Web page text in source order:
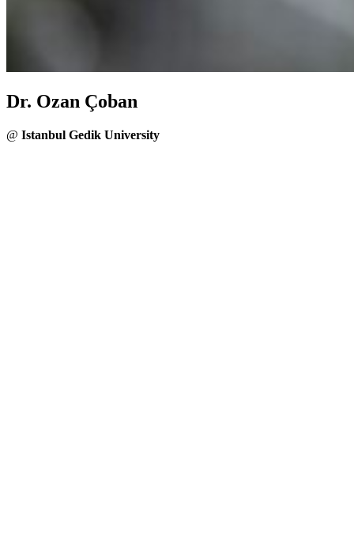
Dr. Ozan Çoban
@ Istanbul Gedik University